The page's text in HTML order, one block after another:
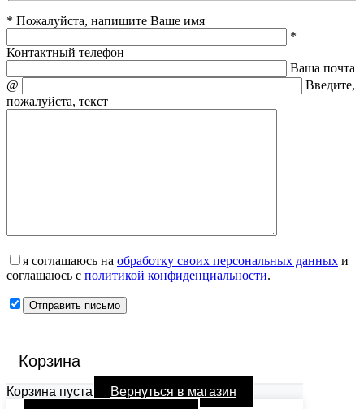
* Пожалуйста, напишите Ваше имя
*
Контактный телефон
Ваша почта
@
Введите,
пожалуйста, текст
я соглашаюсь на обработку своих персональных данных и
соглашаюсь с политикой конфиденциальности.
Корзина
Корзина пуста Вернуться в магазин